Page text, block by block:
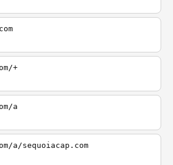
+
a
a/sequoiacap.com